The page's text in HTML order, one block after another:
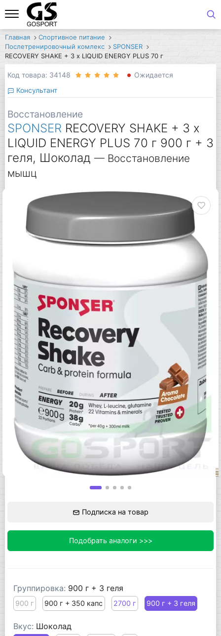
Главная
Спортивное питание
Послетренировочный комлекс
SPONSER
RECOVERY SHAKE + 3 x LIQUID ENERGY PLUS 70 г
Код товара: 34148
Ожидается
Консультант
Восстановление
SPONSER RECOVERY SHAKE + 3 x
LIQUID ENERGY PLUS 70 г 900 г + 3
геля, Шоколад — Восстановление
мышц
Подписка на товар
Подобрать аналоги >>>
Группировка: 900 г + 3 геля
900 г 900 г + 350 капс 2700 г 900 г + 3 геля
Вкус: Шоколад